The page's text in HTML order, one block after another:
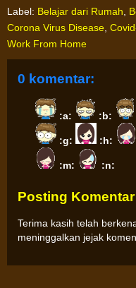
Label: Belajar dari Rumah
Corona Virus Disease
Work From Home
0 komentar:
:a: :b:
:g: :h:
:m: :n:
Posting Komentar
Terima kasih telah
meninggalkan jejak